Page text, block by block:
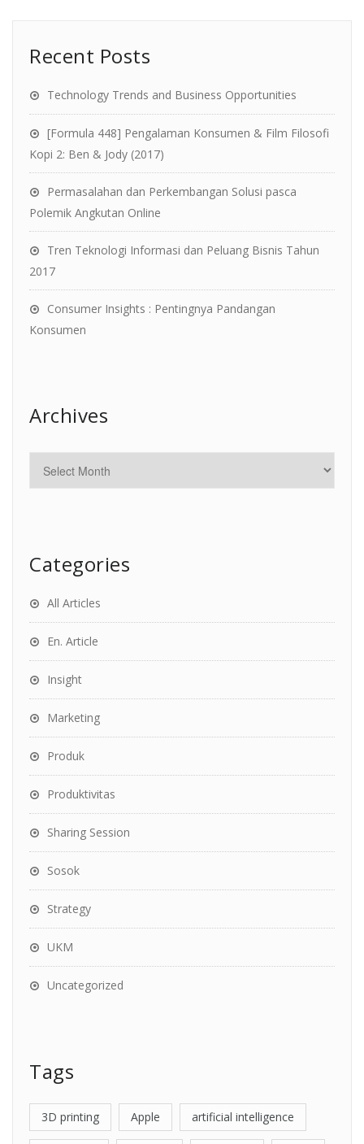
Recent Posts
Technology Trends and Business Opportunities
[Formula 448] Pengalaman Konsumen & Film Filosofi
Kopi 2: Ben & Jody (2017)
Permasalahan dan Perkembangan Solusi pasca
Polemik Angkutan Online
Tren Teknologi Informasi dan Peluang Bisnis Tahun
2017
Consumer Insights : Pentingnya Pandangan
Konsumen
Archives
Categories
All Articles
En. Article
Insight
Marketing
Produk
Produktivitas
Sharing Session
Sosok
Strategy
UKM
Uncategorized
Tags
3D printing Apple artificial intelligence